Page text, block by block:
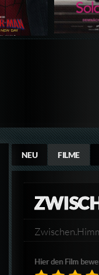
NEU FILME
Hier den Film